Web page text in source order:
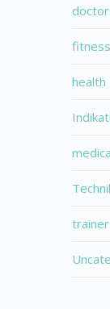
fitness
health
trainer